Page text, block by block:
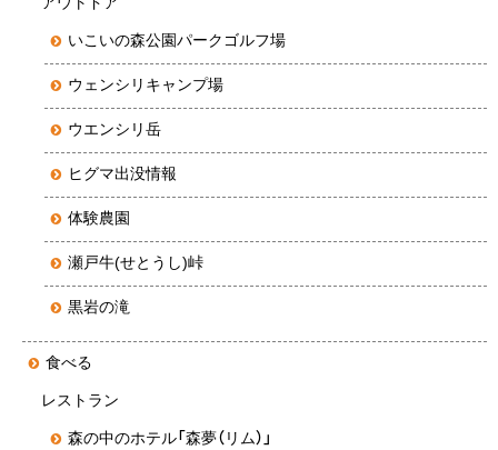
いこいの森公園パークゴルフ場
ウェンシリキャンプ場
ウエンシリ岳
ヒグマ出没情報
体験農園
瀬戸牛(せとうし)峠
黒岩の滝
食べる
レストラン
森の中のホテル「森夢（リム）」